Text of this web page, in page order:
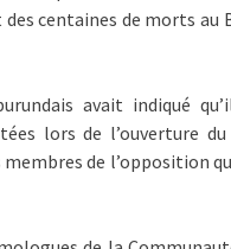
centaines de morts au
avait indiqué
lors de l’ouverture
membres de l’opposition